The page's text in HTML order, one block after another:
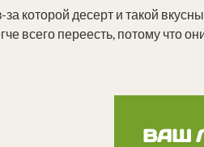
которой десерт и такой
всего переесть, потому что
ВАШ